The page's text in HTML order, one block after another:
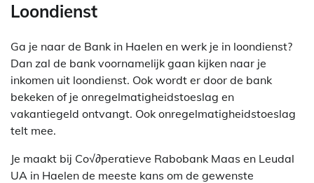
Loondienst
Ga je naar de Bank in Haelen en werk je in loondienst?
Dan zal de bank voornamelijk gaan kijken naar je
inkomen uit loondienst. Ook wordt er door de bank
bekeken of je onregelmatigheidstoeslag en
vakantiegeld ontvangt. Ook onregelmatigheidstoeslag
telt mee.
Je maakt bij Co√∂peratieve Rabobank Maas en Leudal
UA in Haelen de meeste kans om de gewenste